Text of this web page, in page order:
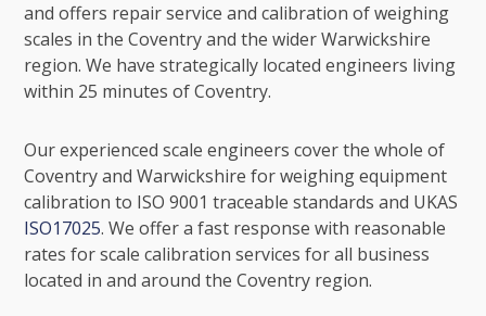
and offers repair service and calibration of weighing
scales in the Coventry and the wider Warwickshire
region. We have strategically located engineers living
within 25 minutes of Coventry.
Our experienced scale engineers cover the whole of
Coventry and Warwickshire for weighing equipment
calibration to ISO 9001 traceable standards and UKAS
ISO17025. We offer a fast response with reasonable
rates for scale calibration services for all business
located in and around the Coventry region.